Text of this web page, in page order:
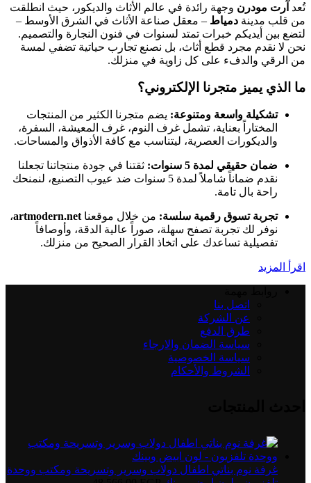
تُعد آرت مودرن وجهة رائدة في عالم الأثاث والديكور، حيث انطلقت
من قلب مدينة دمياط – معقل صناعة الأثاث في الشرق الأوسط –
لتضع بين أيديكم خبرات تمتد لسنوات في فنون النجارة والتصميم.
نحن لا نقدم مجرد قطع أثاث، بل نصنع تجارب حياتية تضفي لمسة
من الرقي والدفء على كل زاوية في منزلك.
ما الذي يميز متجرنا الإلكتروني؟
تشكيلة واسعة ومتنوعة: يضم متجرنا الكثير من المنتجات
المختاراً بعناية، تشمل غرف النوم، غرف المعيشة، السفرة،
والديكورات العصرية، ليتناسب مع كافة الأذواق والمساحات.
ضمان حقيقي لمدة 5 سنوات:
ثقتنا في جودة منتجاتنا تجعلنا
نقدم ضماناً شاملاً لمدة 5 سنوات ضد عيوب التصنيع، لنمنحك
راحة بال تامة.
تجربة تسوق رقمية سلسة: من خلال موقعنا artmodern.net،
نوفر لك تجربة تصفح سهلة، صوراً عالية الدقة، وأوصافاً
تفصيلية تساعدك على اتخاذ القرار الصحيح من منزلك.
اقرأ المزيد
اتصل بنا
عن الشركة
طرق الدفع
سياسة الضمان والارجاء
سياسة الخصوصية
الشروط والأحكام
غرفة نوم بناتي اطفال دولاب وسرير وتسريحة ومكتب ووحدة